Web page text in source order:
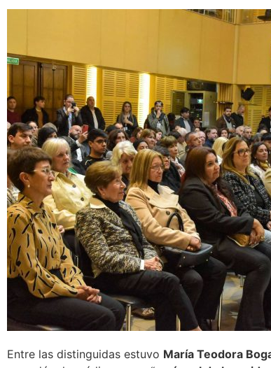
Entre las distinguidas estuvo María Teodora